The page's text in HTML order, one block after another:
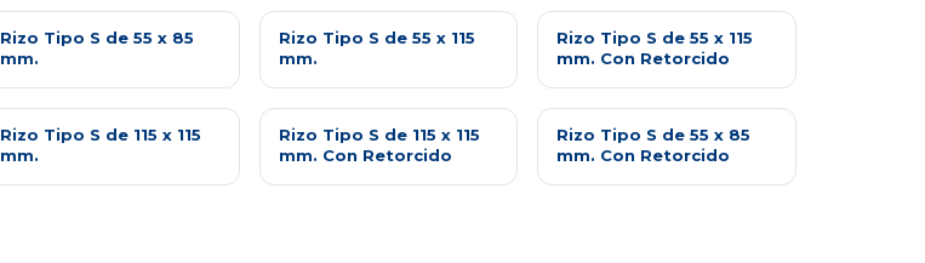
Rizo Tipo S de 55 x 85
mm.
Rizo Tipo S de 55 x 115
mm.
Rizo Tipo S de 55 x 115
mm. Con Retorcido
Rizo Tipo S de 115 x 115
mm.
Rizo Tipo S de 115 x 115
mm. Con Retorcido
Rizo Tipo S de 55 x 85
mm. Con Retorcido